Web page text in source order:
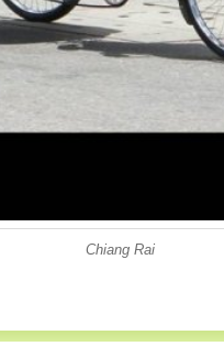
Chiang Rai